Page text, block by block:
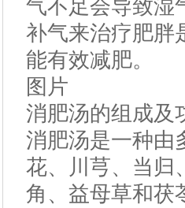
气不足会导致湿
补气来治疗肥胖
能有效减肥。
图片
消肥汤的组成及
消肥汤是一种由
花、川芎、当归
角、益母草和茯